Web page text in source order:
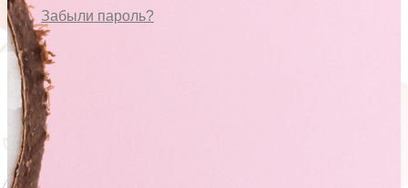
Забыли пароль?